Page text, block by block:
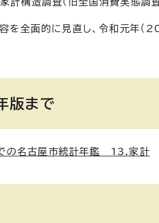
容を全面的に見直し、令和元年
版まで
の名古屋市統計年鑑 13.家計